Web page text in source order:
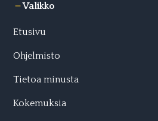
Valikko
Etusivu
Ohjelmisto
Tietoa minusta
Kokemuksia